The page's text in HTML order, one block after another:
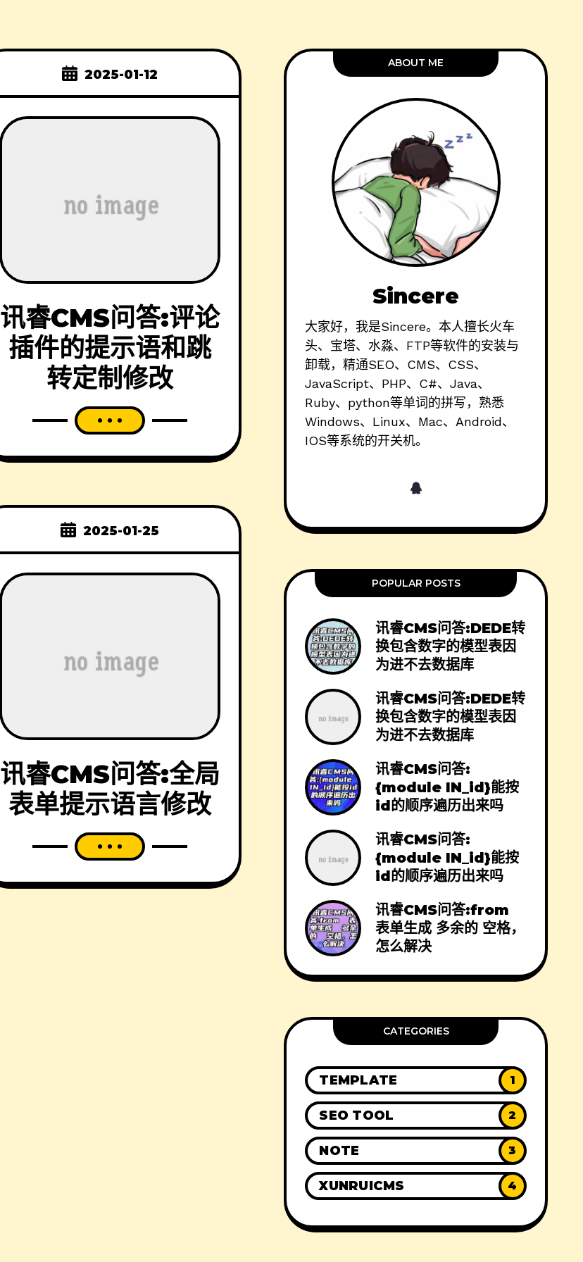
2025-01-12
讯睿CMS问答:评论
插件的提示语和跳
转定制修改
2025-01-25
讯睿CMS问答:全局
表单提示语言修改
ABOUT ME
Sincere
大家好，我是Sincere。本人擅长火车
头、宝塔、水淼、FTP等软件的安装与
卸载，精通SEO、CMS、CSS、
JavaScript、PHP、C#、Java、
Ruby、python等单词的拼写，熟悉
Windows、Linux、Mac、Android、
IOS等系统的开关机。
POPULAR POSTS
讯睿CMS问答:DEDE转
换包含数字的模型表因
为进不去数据库
讯睿CMS问答:DEDE转
换包含数字的模型表因
为进不去数据库
讯睿CMS问答:
{module IN_id}能按
id的顺序遍历出来吗
讯睿CMS问答:
{module IN_id}能按
id的顺序遍历出来吗
讯睿CMS问答:from
表单生成 多余的 空格，
怎么解决
CATEGORIES
TEMPLATE 1
SEO TOOL 2
NOTE 3
XUNRUICMS 4